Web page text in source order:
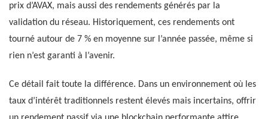
prix d’AVAX, mais aussi des rendements générés par la
validation du réseau. Historiquement, ces rendements ont
tourné autour de 7 % en moyenne sur l’année passée, même si
rien n’est garanti à l’avenir.
Ce détail fait toute la différence. Dans un environnement où les
taux d’intérêt traditionnels restent élevés mais incertains, offrir